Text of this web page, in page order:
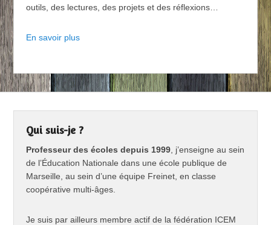
outils, des lectures, des projets et des réflexions…
En savoir plus
Qui suis-je ?
Professeur des écoles depuis 1999 , j’enseigne au sein
de l’Éducation Nationale dans une école publique de
Marseille, au sein d’une équipe Freinet, en classe
coopérative multi-âges.
Je suis par ailleurs membre actif de la fédération ICEM